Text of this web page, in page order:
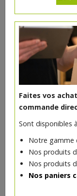
Faites vos
commande
Sont disponibles
Notre gamme
Nos produits
Nos produits
Nos paniers
-
Réception
DANS LA